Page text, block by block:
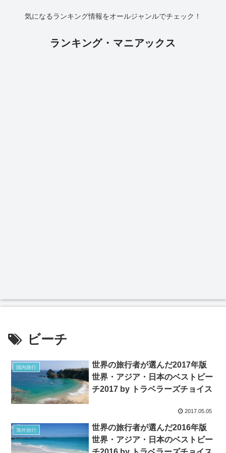
気になるランキング情報をオールジャンルでチェック！
ランキング・マニアックス
ビーチ
国内旅行
世界の旅行者が選んだ2017年版
世界・アジア・日本のベストビー
チ2017 by トラベラーズチョイス
2017.05.05
海外旅行
世界の旅行者が選んだ2016年版
世界・アジア・日本のベストビー